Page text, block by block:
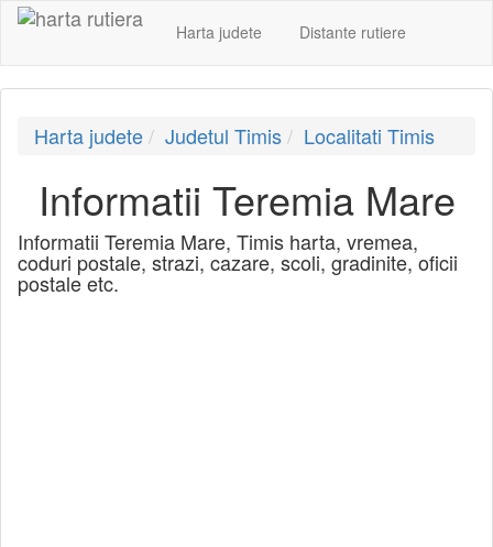
Harta judete Distante rutiere
Harta judete Judetul Timis Localitati Timis
Informatii Teremia Mare
Informatii Teremia Mare, Timis harta, vremea,
coduri postale, strazi, cazare, scoli, gradinite, oficii
postale etc.